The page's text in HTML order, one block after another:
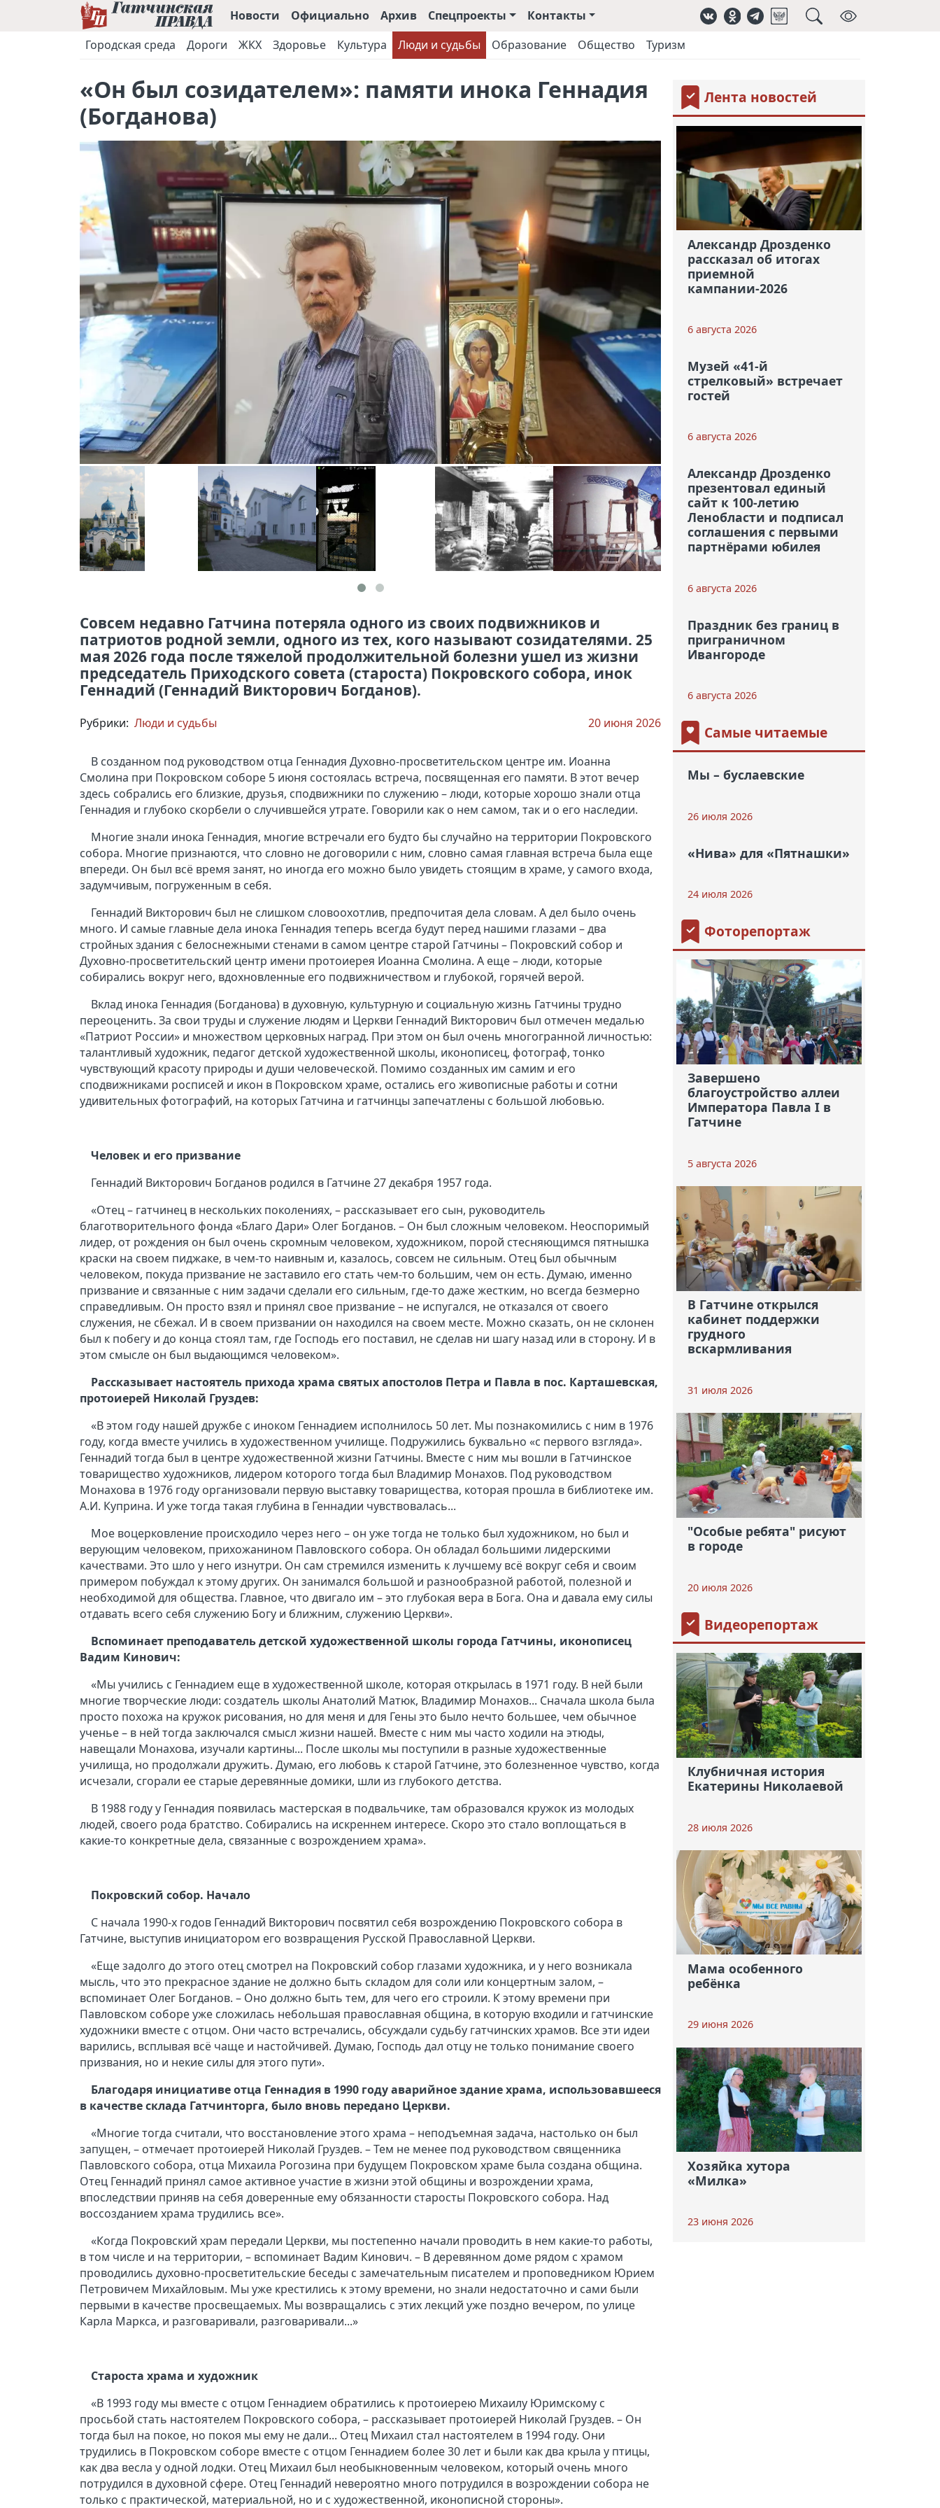
Новости Официально Архив Спецпроекты
Контакты
Городская среда
Дороги ЖКХ Здоровье Культура Люди и судьбы Образование Общество Туризм
«Он был созидателем»: памяти инока Геннадия
(Богданова)
Совсем недавно Гатчина потеряла одного из своих подвижников и
патриотов родной земли, одного из тех, кого называют созидателями. 25
мая 2026 года после тяжелой продолжительной болезни ушел из жизни
председатель Приходского совета (староста) Покровского собора, инок
Геннадий (Геннадий Викторович Богданов).
Рубрики: Люди и судьбы 20 июня 2026
В созданном под руководством отца Геннадия Духовно-просветительском центре им. Иоанна
Смолина при Покровском соборе 5 июня состоялась встреча, посвященная его памяти. В этот вечер
здесь собрались его близкие, друзья, сподвижники по служению – люди, которые хорошо знали отца
Геннадия и глубоко скорбели о случившейся утрате. Говорили как о нем самом, так и о его наследии.
Многие знали инока Геннадия, многие встречали его будто бы случайно на территории Покровского
собора. Многие признаются, что словно не договорили с ним, словно самая главная встреча была еще
впереди. Он был всё время занят, но иногда его можно было увидеть стоящим в храме, у самого входа,
задумчивым, погруженным в себя.
Геннадий Викторович был не слишком словоохотлив, предпочитая дела словам. А дел было очень
много. И самые главные дела инока Геннадия теперь всегда будут перед нашими глазами – два
стройных здания с белоснежными стенами в самом центре старой Гатчины – Покровский собор и
Духовно-просветительский центр имени протоиерея Иоанна Смолина. А еще – люди, которые
собирались вокруг него, вдохновленные его подвижничеством и глубокой, горячей верой.
Вклад инока Геннадия (Богданова) в духовную, культурную и социальную жизнь Гатчины трудно
переоценить. За свои труды и служение людям и Церкви Геннадий Викторович был отмечен медалью
«Патриот России» и множеством церковных наград. При этом он был очень многогранной личностью:
талантливый художник, педагог детской художественной школы, иконописец, фотограф, тонко
чувствующий красоту природы и души человеческой. Помимо созданных им самим и его
сподвижниками росписей и икон в Покровском храме, остались его живописные работы и сотни
удивительных фотографий, на которых Гатчина и гатчинцы запечатлены с большой любовью.
Человек и его призвание
Геннадий Викторович Богданов родился в Гатчине 27 декабря 1957 года.
«Отец – гатчинец в нескольких поколениях, – рассказывает его сын, руководитель
благотворительного фонда «Благо Дари» Олег Богданов. – Он был сложным человеком. Неоспоримый
лидер, от рождения он был очень скромным человеком, художником, порой стесняющимся пятнышка
краски на своем пиджаке, в чем-то наивным и, казалось, совсем не сильным. Отец был обычным
человеком, покуда призвание не заставило его стать чем-то большим, чем он есть. Думаю, именно
призвание и связанные с ним задачи сделали его сильным, где-то даже жестким, но всегда безмерно
справедливым. Он просто взял и принял свое призвание – не испугался, не отказался от своего
служения, не сбежал. И в своем призвании он находился на своем месте. Можно сказать, он не склонен
был к побегу и до конца стоял там, где Господь его поставил, не сделав ни шагу назад или в сторону. И в
этом смысле он был выдающимся человеком».
Рассказывает настоятель прихода храма святых апостолов Петра и Павла в пос. Карташевская,
протоиерей Николай Груздев:
«В этом году нашей дружбе с иноком Геннадием исполнилось 50 лет. Мы познакомились с ним в 1976
году, когда вместе учились в художественном училище. Подружились буквально «с первого взгляда».
Геннадий тогда был в центре художественной жизни Гатчины. Вместе с ним мы вошли в Гатчинское
товарищество художников, лидером которого тогда был Владимир Монахов. Под руководством
Монахова в 1976 году организовали первую выставку товарищества, которая прошла в библиотеке им.
А.И. Куприна. И уже тогда такая глубина в Геннадии чувствовалась...
Мое воцерковление происходило через него – он уже тогда не только был художником, но был и
верующим человеком, прихожанином Павловского собора. Он обладал большими лидерскими
качествами. Это шло у него изнутри. Он сам стремился изменить к лучшему всё вокруг себя и своим
примером побуждал к этому других. Он занимался большой и разнообразной работой, полезной и
необходимой для общества. Главное, что двигало им – это глубокая вера в Бога. Она и давала ему силы
отдавать всего себя служению Богу и ближним, служению Церкви».
Вспоминает преподаватель детской художественной школы города Гатчины, иконописец
Вадим Кинович:
«Мы учились с Геннадием еще в художественной школе, которая открылась в 1971 году. В ней были
многие творческие люди: создатель школы Анатолий Матюк, Владимир Монахов... Сначала школа была
просто похожа на кружок рисования, но для меня и для Гены это было нечто большее, чем обычное
ученье – в ней тогда заключался смысл жизни нашей. Вместе с ним мы часто ходили на этюды,
навещали Монахова, изучали картины... После школы мы поступили в разные художественные
училища, но продолжали дружить. Думаю, его любовь к старой Гатчине, это болезненное чувство, когда
исчезали, сгорали ее старые деревянные домики, шли из глубокого детства.
В 1988 году у Геннадия появилась мастерская в подвальчике, там образовался кружок из молодых
людей, своего рода братство. Собирались на искреннем интересе. Скоро это стало воплощаться в
какие-то конкретные дела, связанные с возрождением храма».
Покровский собор. Начало
С начала 1990-х годов Геннадий Викторович посвятил себя возрождению Покровского собора в
Гатчине, выступив инициатором его возвращения Русской Православной Церкви.
«Еще задолго до этого отец смотрел на Покровский собор глазами художника, и у него возникала
мысль, что это прекрасное здание не должно быть складом для соли или концертным залом, –
вспоминает Олег Богданов. – Оно должно быть тем, для чего его строили. К этому времени при
Павловском соборе уже сложилась небольшая православная община, в которую входили и гатчинские
художники вместе с отцом. Они часто встречались, обсуждали судьбу гатчинских храмов. Все эти идеи
варились, всплывая всё чаще и настойчивей. Думаю, Господь дал отцу не только понимание своего
призвания, но и некие силы для этого пути».
Благодаря инициативе отца Геннадия в 1990 году аварийное здание храма, использовавшееся
в качестве склада Гатчинторга, было вновь передано Церкви.
«Многие тогда считали, что восстановление этого храма – неподъемная задача, настолько он был
запущен, – отмечает протоиерей Николай Груздев. – Тем не менее под руководством священника
Павловского собора, отца Михаила Рогозина при будущем Покровском храме была создана община.
Отец Геннадий принял самое активное участие в жизни этой общины и возрождении храма,
впоследствии приняв на себя доверенные ему обязанности старосты Покровского собора. Над
воссозданием храма трудились все».
«Когда Покровский храм передали Церкви, мы постепенно начали проводить в нем какие-то работы,
в том числе и на территории, – вспоминает Вадим Кинович. – В деревянном доме рядом с храмом
проводились духовно-просветительские беседы с замечательным писателем и проповедником Юрием
Петровичем Михайловым. Мы уже крестились к этому времени, но знали недостаточно и сами были
первыми в качестве просвещаемых. Мы возвращались с этих лекций уже поздно вечером, по улице
Карла Маркса, и разговаривали, разговаривали...»
Староста храма и художник
«В 1993 году мы вместе с отцом Геннадием обратились к протоиерею Михаилу Юримскому с
просьбой стать настоятелем Покровского собора, – рассказывает протоиерей Николай Груздев. – Он
тогда был на покое, но покоя мы ему не дали... Отец Михаил стал настоятелем в 1994 году. Они
трудились в Покровском соборе вместе с отцом Геннадием более 30 лет и были как два крыла у птицы,
как два весла у одной лодки. Отец Михаил был необыкновенным человеком, который очень много
потрудился в духовной сфере. Отец Геннадий невероятно много потрудился в возрождении собора не
только с практической, материальной, но и с художественной, иконописной стороны».
Лента новостей
Александр Дрозденко
рассказал об итогах
приемной
кампании-2026
6 августа 2026
Музей «41-й
стрелковый» встречает
гостей
6 августа 2026
Александр Дрозденко
презентовал единый
сайт к 100-летию
Ленобласти и подписал
соглашения с первыми
партнёрами юбилея
6 августа 2026
Праздник без границ в
приграничном
Ивангороде
6 августа 2026
Самые читаемые
Мы – буслаевские
26 июля 2026
«Нива» для «Пятнашки»
24 июля 2026
Фоторепортаж
Завершено
благоустройство аллеи
Императора Павла I в
Гатчине
5 августа 2026
В Гатчине открылся
кабинет поддержки
грудного
вскармливания
31 июля 2026
"Особые ребята" рисуют
в городе
20 июля 2026
Видеорепортаж
Клубничная история
Екатерины Николаевой
28 июля 2026
Мама особенного
ребёнка
29 июня 2026
Хозяйка хутора
«Милка»
23 июня 2026